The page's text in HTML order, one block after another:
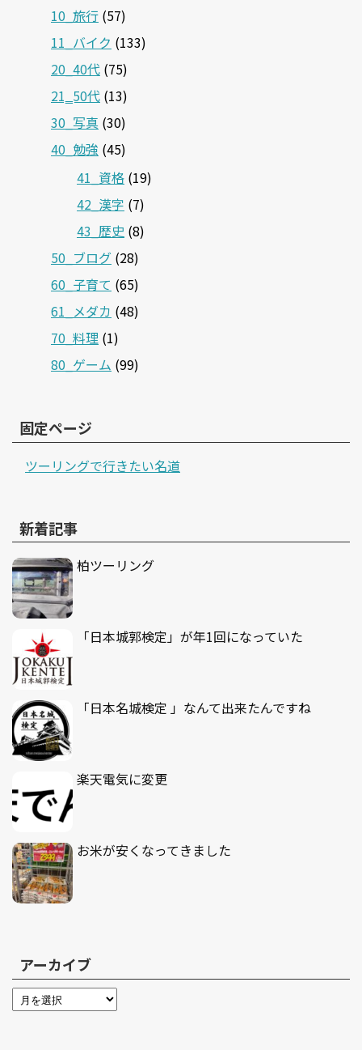
10_旅行 (57)
11_バイク (133)
20_40代 (75)
21‗50代 (13)
30_写真 (30)
40_勉強 (45)
41_資格 (19)
42_漢字 (7)
43_歴史 (8)
50_ブログ (28)
60_子育て (65)
61_メダカ (48)
70_料理 (1)
80_ゲーム (99)
固定ページ
ツーリングで行きたい名道
新着記事
柏ツーリング
「日本城郭検定」が年1回になっていた
「日本名城検定 」なんて出来たんですね
楽天電気に変更
お米が安くなってきました
アーカイブ